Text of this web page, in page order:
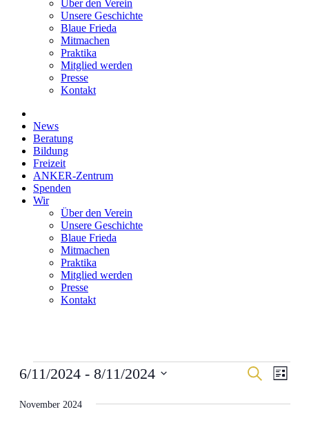
Über den Verein
Unsere Geschichte
Blaue Frieda
Mitmachen
Praktika
Mitglied werden
Presse
Kontakt
News
Beratung
Bildung
Freizeit
ANKER-Zentrum
Spenden
Wir
Über den Verein
Unsere Geschichte
Blaue Frieda
Mitmachen
Praktika
Mitglied werden
Presse
Kontakt
Veranstaltungen
und
Suche
Liste
6/11/2024 - 8/11/2024
wählen.
November 2024